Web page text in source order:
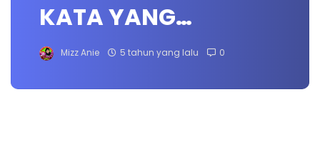
KATA YANG…
Mizz Anie 5 tahun yang lalu 0